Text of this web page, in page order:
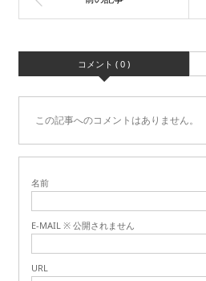
コメント ( 0 )
この記事へのコメントはありません。
名前
E-MAIL ※ 公開されません
URL